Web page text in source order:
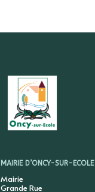
MAIRIE D’ONCY-SUR-ECOLE
Mairie
Grande Rue